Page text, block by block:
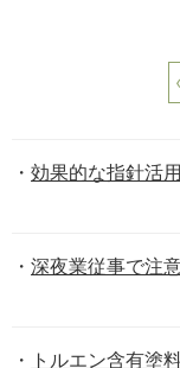
効果的な指針活
深夜業従事で注
トルエン含有塗